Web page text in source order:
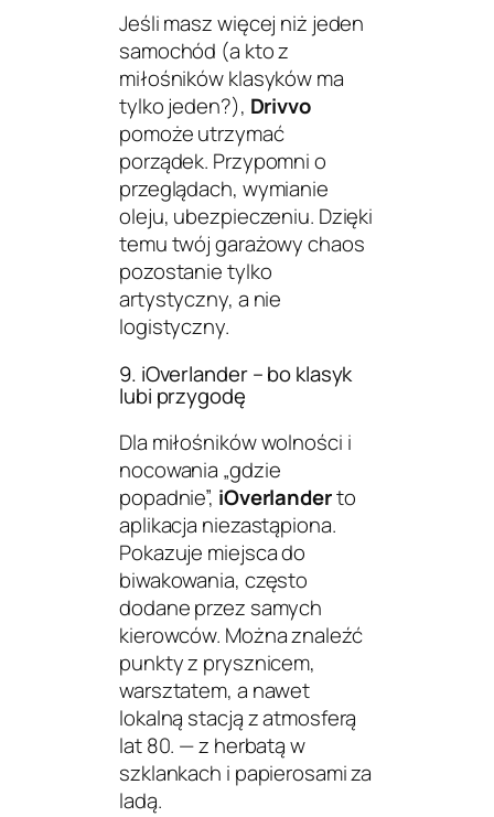
Jeśli masz więcej niż jeden
samochód (a kto z
miłośników klasyków ma
tylko jeden?), Drivvo
pomoże utrzymać
porządek. Przypomni o
przeglądach, wymianie
oleju, ubezpieczeniu. Dzięki
temu twój garażowy chaos
pozostanie tylko
artystyczny, a nie
logistyczny.
9. iOverlander – bo klasyk
lubi przygodę
Dla miłośników wolności i
nocowania „gdzie
popadnie”, iOverlanderto
aplikacja niezastąpiona.
Pokazuje miejsca do
biwakowania, często
dodane przez samych
kierowców. Można znaleźć
punkty z prysznicem,
warsztatem, a nawet
lokalną stacją z atmosferą
lat 80. — z herbatą w
szklankach i papierosami za
ladą.